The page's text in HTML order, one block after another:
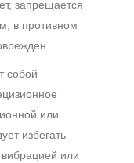
запрещается
в противном
собой
или
избегать
или